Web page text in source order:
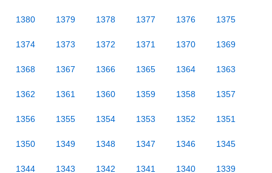
1380 1379 1378 1377 1376 1375
1374 1373 1372 1371 1370 1369
1368 1367 1366 1365 1364 1363
1362 1361 1360 1359 1358 1357
1356 1355 1354 1353 1352 1351
1350 1349 1348 1347 1346 1345
1344 1343 1342 1341 1340 1339